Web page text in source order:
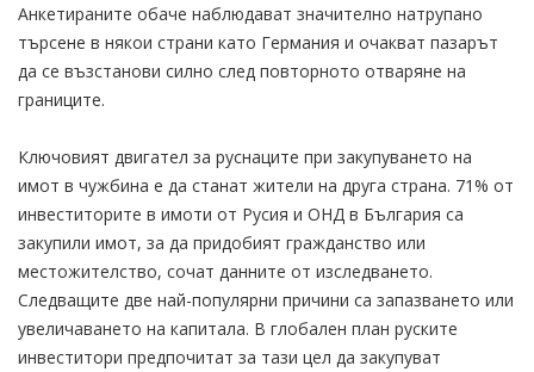
Анкетираните обаче наблюдават значително натрупано
търсене в някои страни като Германия и очакват пазарът
да се възстанови силно след повторното отваряне на
границите.
Ключовият двигател за руснаците при закупуването на
имот в чужбина е да станат жители на друга страна. 71% от
инвеститорите в имоти от Русия и ОНД в България са
закупили имот, за да придобият гражданство или
местожителство, сочат данните от изследването.
Следващите две най-популярни причини са запазването или
увеличаването на капитала. В глобален план руските
инвеститори предпочитат за тази цел да закупуват